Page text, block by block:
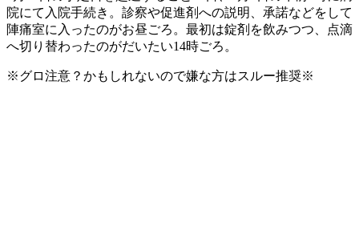
院にて入院手続き。診察や促進剤への説明、承諾などをして
陣痛室に入ったのがお昼ごろ。最初は錠剤を飲みつつ、点滴
へ切り替わったのがだいたい14時ごろ。
※グロ注意？かもしれないので嫌な方はスルー推奨※